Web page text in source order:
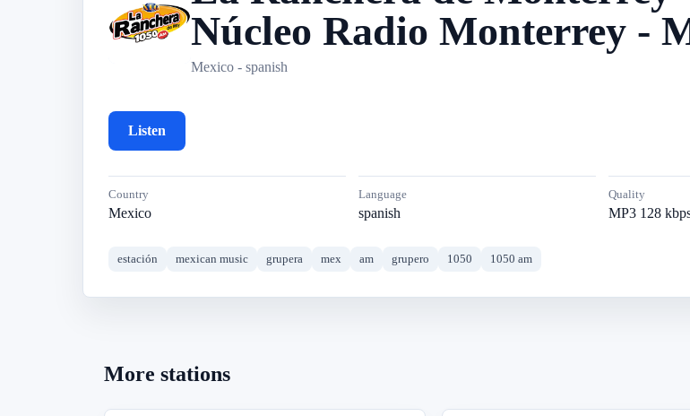
L
Núcleo Radio Monterrey -
Mexico - spanish
Listen
Country
Mexico
Language
spanish
Quality
MP3 128
estación mexican music grupera mex am grupero 1050 1050 am
More stations